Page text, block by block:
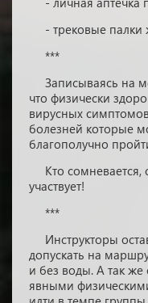
- трековые палки
***
Записываясь на
что физически
вирусных
болезней которые
благополучно
Кто
участвует!
***
Инструкторы
допускать на
и без воды. А так же
явными